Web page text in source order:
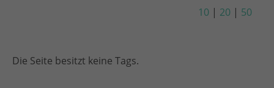
10 | 20 | 50
Die Seite besitzt keine Tags.